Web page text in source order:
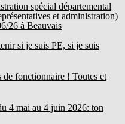
spécial départemental
et administration)
26 à Beauvais
si je suis PE, si je suis
fonctionnaire ! Toutes et
4 mai au 4 juin 2026: ton